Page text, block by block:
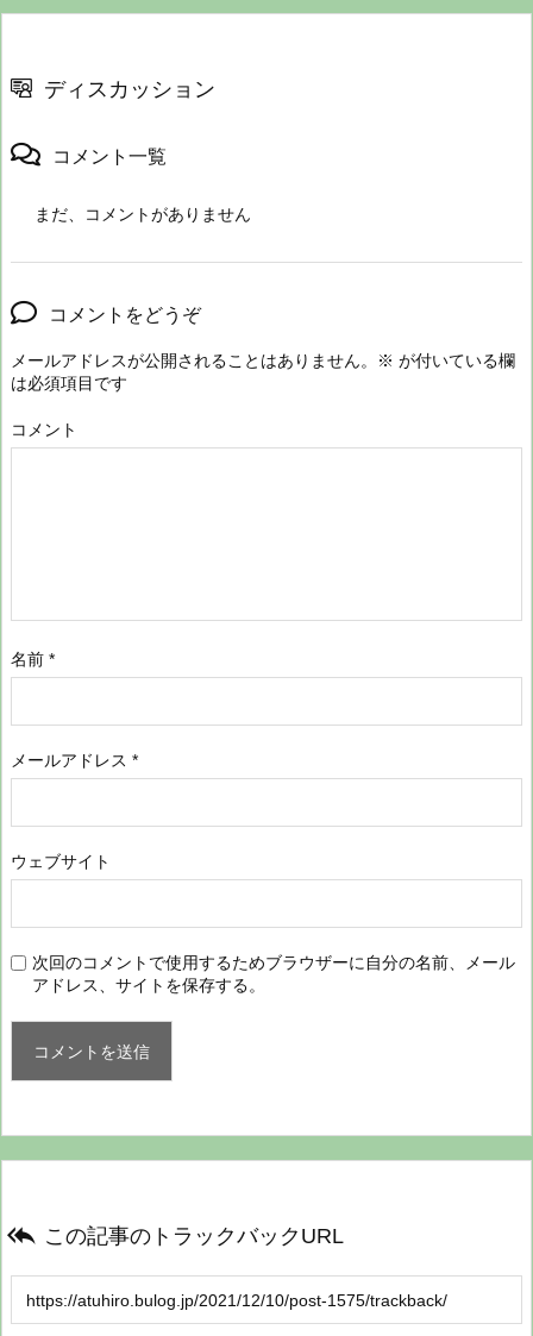
ディスカッション
コメント一覧
まだ、コメントがありません
コメントをどうぞ
メールアドレスが公開されることはありません。 ※ が付いている欄
は必須項目です
コメント
名前 *
メールアドレス *
ウェブサイト
次回のコメントで使用するためブラウザーに自分の名前、メール
アドレス、サイトを保存する。
 この記事のトラックバックURL